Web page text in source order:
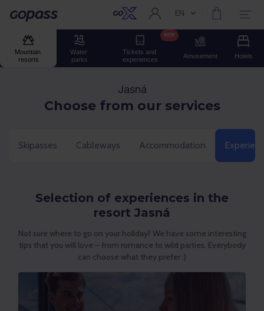
Gopass Current language:
EN
Mountain
resorts
Water
parks
Tickets and
experiences
NEW
Amusement Hotels
Jasná
Choose from our services
Skipasses Cableways Accommodation
Selection of experiences in the
resort Jasná
Not sure where to go on your holiday? We have some interesting
tips that you will love – from romance to wild parties. Everybody
can choose what they prefer :)